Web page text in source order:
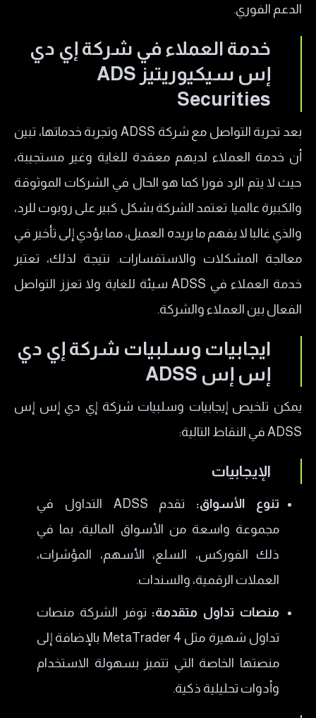
الدعم الفوري.
خدمة العملاء في شركة إي دي
إس سيكيوريتيز ADS
Securities
بعد تجربة التواصل مع شركة ADSS وتجربة خدماتها، تبين
أن خدمة العملاء لديهم معقدة للغاية وغير مستجيبة،
حيث لا يتم الرد فورا كما هو الحال في الشركات الموثوقة
والكبيرة عالميا. تعتمد الشركة بشكل كبير على روبوت للرد،
والذي غالبا لا يفهم ما يريده العميل، مما يؤدي إلى تأخير في
معالجة المشكلات والاستفسارات. نتيجة لذلك، تعتبر
خدمة العملاء في ADSS سيئة للغاية ولا تعزز التواصل
الفعال بين العملاء والشركة.
ايجابيات وسلبيات شركة إي دي
إس إس ADSS
يمكن تلخيص إيجابيات وسلبيات شركة إي دي إس إس
ADSS في النقاط التالية:
الإيجابيات
تنوع الأسواق:
تقدم ADSS التداول في
مجموعة واسعة من الأسواق المالية، بما في
ذلك الفوركس، السلع، الأسهم، المؤشرات،
العملات الرقمية، والسندات.
منصات تداول متقدمة: توفر الشركة منصات
تداول شهيرة مثل MetaTrader 4 بالإضافة إلى
منصتها الخاصة التي تتميز بسهولة الاستخدام
وأدوات تحليلية ذكية.